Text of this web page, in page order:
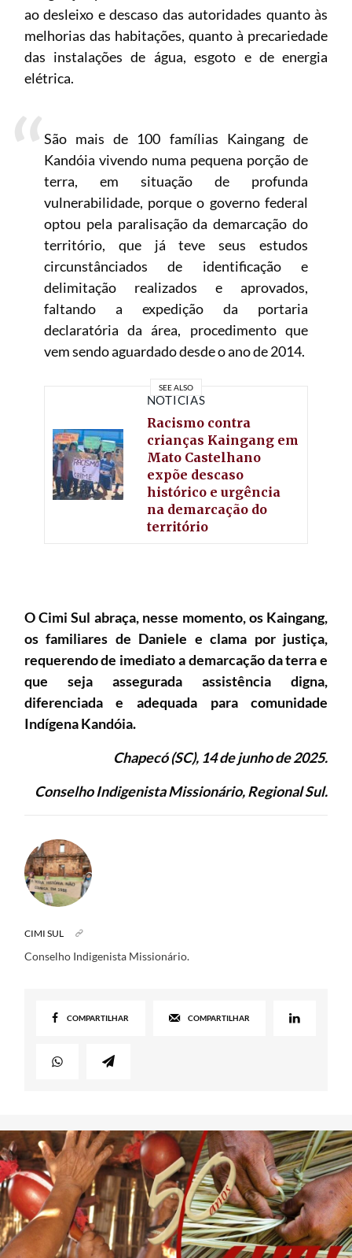
ao desleixo e descaso das autoridades quanto às
melhorias das habitações, quanto à precariedade
das instalações de água, esgoto e de energia
elétrica.
São mais de 100 famílias Kaingang de
Kandóia vivendo numa pequena porção de
terra, em situação de profunda
vulnerabilidade, porque o governo federal
optou pela paralisação da demarcação do
território, que já teve seus estudos
circunstânciados de identificação e
delimitação realizados e aprovados,
faltando a expedição da portaria
declaratória da área, procedimento que
vem sendo aguardado desde o ano de 2014.
SEE ALSO
NOTÍCIAS
Racismo contra
crianças Kaingang em
Mato Castelhano
expõe descaso
histórico e urgência
na demarcação do
território
O Cimi Sul abraça, nesse momento, os Kaingang,
os familiares de Daniele e clama por justiça,
requerendo de imediato a demarcação da terra e
que seja assegurada assistência digna,
diferenciada e adequada para comunidade
Indígena Kandóia.
Chapecó (SC), 14 de junho de 2025.
Conselho Indigenista Missionário, Regional Sul.
CIMI SUL
Conselho Indigenista Missionário.
COMPARTILHAR COMPARTILHAR